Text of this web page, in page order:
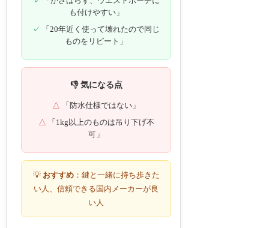
も付けやすい」
「20年近く使って壊れたので同じ
ものをリピート」
👎 気になる点
「防水仕様ではない」
「1kg以上のものは吊り下げ不
可」
💡 おすすめ：鍵と一緒に持ち歩きた
い人、信頼できる国内メーカーが良
い人